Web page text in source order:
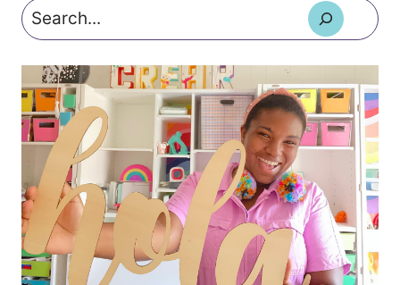
Search